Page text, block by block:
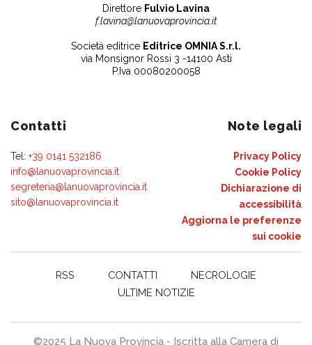
Direttore Fulvio Lavina
f.lavina@lanuovaprovincia.it
Società editrice Editrice OMNIA S.r.l.
via Monsignor Rossi 3 -14100 Asti
P.Iva 00080200058
Contatti
Tel: +39 0141 532186
info@lanuovaprovincia.it
segreteria@lanuovaprovincia.it
sito@lanuovaprovincia.it
Note legali
Privacy Policy
Cookie Policy
Dichiarazione di
accessibilità
Aggiorna le preferenze
sui cookie
RSS CONTATTI
NECROLOGIE
ULTIME NOTIZIE
©2025 La Nuova Provincia - Iscritta alla Camera di